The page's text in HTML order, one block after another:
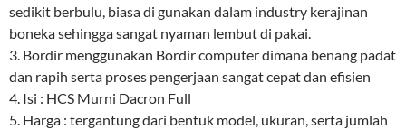
sedikit berbulu, biasa di gunakan dalam industry kerajinan
boneka sehingga sangat nyaman lembut di pakai.
3. Bordir menggunakan Bordir computer dimana benang padat
dan rapih serta proses pengerjaan sangat cepat dan efisien
4. Isi : HCS Murni Dacron Full
5. Harga : tergantung dari bentuk model, ukuran, serta jumlah